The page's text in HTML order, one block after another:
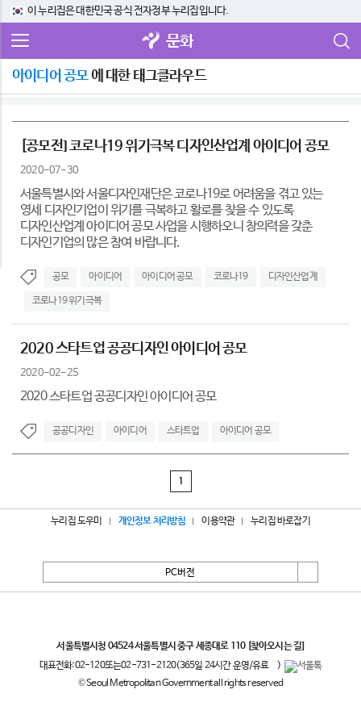
이 누리집은 대한민국 공식 전자정부 누리집입니다.
문화
아이디어 공모에 대한 태그클라우드
[공모전] 코로나19 위기극복 디자인산업계 아이디어 공모
2020-07-30
서울특별시와 서울디자인재단은 코로나19로 어려움을 겪고 있는
영세 디자인기업이 위기를 극복하고 활로를 찾을 수 있도록
디자인산업계 아이디어 공모 사업을 시행하오니 창의력을 갖춘
디자인기업의 많은 참여 바랍니다.
공모 아이디어 아이디어 공모 코로나19 디자인산업계
코로나19 위기극복
2020 스타트업 공공디자인 아이디어 공모
2020-02-25
2020 스타트업 공공디자인 아이디어 공모
공공디자인 아이디어 스타트업 아이디어 공모
1
누리집 도우미 개인정보 처리방침 이용약관 누리집 바로잡기
PC버전
서울특별시청 04524 서울특별시 중구 세종대로 110 [찾아오시는 길]
대표전화:02-120또는02-731-2120(365일 24시간 운영/유료
)
© Seoul Metropolitan Government all rights reserved